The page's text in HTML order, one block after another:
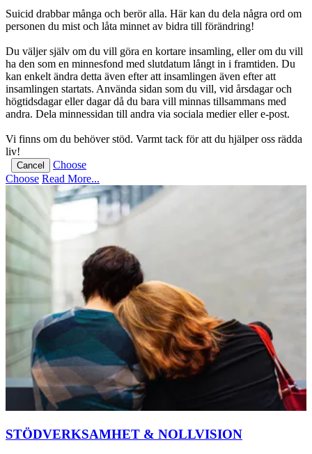
Suicid drabbar många och berör alla. Här kan du dela några ord om
personen du mist och låta minnet av bidra till förändring!
Du väljer själv om du vill göra en kortare insamling, eller om du vill
ha den som en minnesfond med slutdatum långt in i framtiden. Du
kan enkelt ändra detta även efter att insamlingen även efter att
insamlingen startats. Använda sidan som du vill, vid årsdagar och
högtidsdagar eller dagar då du bara vill minnas tillsammans med
andra. Dela minnessidan till andra via sociala medier eller e-post.
Vi finns om du behöver stöd. Varmt tack för att du hjälper oss rädda
liv!
Cancel
Choose
Choose Read More...
STÖDVERKSAMHET & NOLLVISION